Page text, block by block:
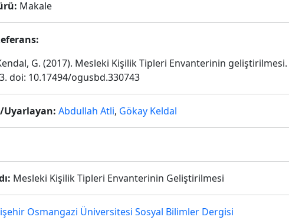
Makale
G. (2017). Mesleki Kişilik Tipleri Envanterinin geliştirilmesi.
doi: 10.17494/ogusbd.330743
Uyarlayan: Abdullah Atli, Gökay Keldal
Mesleki Kişilik Tipleri Envanterinin Geliştirilmesi
Osmangazi Üniversitesi Sosyal Bilimler Dergisi